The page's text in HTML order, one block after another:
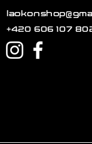
+420 606 107